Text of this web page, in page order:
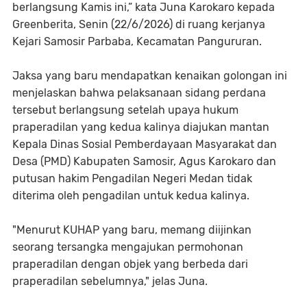
berlangsung Kamis ini,” kata Juna Karokaro kepada
Greenberita, Senin (22/6/2026) di ruang kerjanya
Kejari Samosir Parbaba, Kecamatan Pangururan.
Jaksa yang baru mendapatkan kenaikan golongan ini
menjelaskan bahwa pelaksanaan sidang perdana
tersebut berlangsung setelah upaya hukum
praperadilan yang kedua kalinya diajukan mantan
Kepala Dinas Sosial Pemberdayaan Masyarakat dan
Desa (PMD) Kabupaten Samosir, Agus Karokaro dan
putusan hakim Pengadilan Negeri Medan tidak
diterima oleh pengadilan untuk kedua kalinya.
"Menurut KUHAP yang baru, memang diijinkan
seorang tersangka mengajukan permohonan
praperadilan dengan objek yang berbeda dari
praperadilan sebelumnya," jelas Juna.